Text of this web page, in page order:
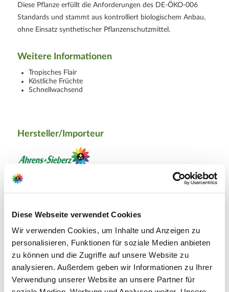
Diese Webseite verwendet Cookies
Wir verwenden Cookies, um Inhalte und Anzeigen zu
personalisieren, Funktionen für soziale Medien anbieten
zu können und die Zugriffe auf unsere Website zu
analysieren. Außerdem geben wir Informationen zu Ihrer
Verwendung unserer Website an unsere Partner für
Diese Pflanze erfüllt die Anforderungen des DE-ÖKO-006
Standards und stammt aus kontrolliert biologischem Anbau,
ohne Einsatz synthetischer Pflanzenschutzmittel.
Weitere Informationen
Tropisches Flair
Köstliche Früchte
Schnellwachsend
Hersteller/Importeur
Ahrens+Sieberz GmbH &
Co KG
53721 Siegburg
E-Mail: info@as-garten.de
Webseite: https://www.as-
garten.de